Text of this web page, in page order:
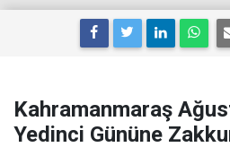
Kahramanmaraş
Yedinci Gününe